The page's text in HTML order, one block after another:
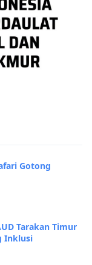
Gotong
Tarakan Timur
Inklusi